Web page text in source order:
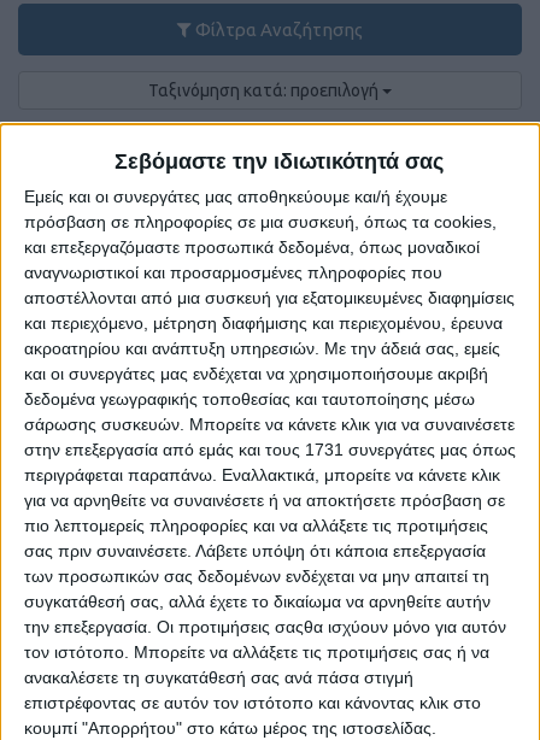
Σεβόμαστε την ιδιωτικότητά σας
Εμείς και οι συνεργάτες μας αποθηκεύουμε και/ή έχουμε
πρόσβαση σε πληροφορίες σε μια συσκευή, όπως τα cookies,
και επεξεργαζόμαστε προσωπικά δεδομένα, όπως μοναδικοί
αναγνωριστικοί και προσαρμοσμένες πληροφορίες που
αποστέλλονται από μια συσκευή για εξατομικευμένες διαφημίσεις
και περιεχόμενο, μέτρηση διαφήμισης και περιεχομένου, έρευνα
ακροατηρίου και ανάπτυξη υπηρεσιών. Με την άδειά σας, εμείς
και οι συνεργάτες μας ενδέχεται να χρησιμοποιήσουμε ακριβή
δεδομένα γεωγραφικής τοποθεσίας και ταυτοποίησης μέσω
σάρωσης συσκευών. Μπορείτε να κάνετε κλικ για να συναινέσετε
στην επεξεργασία από εμάς και τους 1731 συνεργάτες μας όπως
περιγράφεται παραπάνω. Εναλλακτικά, μπορείτε να κάνετε κλικ
για να αρνηθείτε να συναινέσετε ή να αποκτήσετε πρόσβαση σε
πιο λεπτομερείς πληροφορίες και να αλλάξετε τις προτιμήσεις
σας πριν συναινέσετε. Λάβετε υπόψη ότι κάποια επεξεργασία
των προσωπικών σας δεδομένων ενδέχεται να μην απαιτεί τη
συγκατάθεσή σας, αλλά έχετε το δικαίωμα να αρνηθείτε αυτήν
την επεξεργασία. Οι προτιμήσεις σαςθα ισχύουν μόνο για αυτόν
τον ιστότοπο. Μπορείτε να αλλάξετε τις προτιμήσεις σας ή να
ανακαλέσετε τη συγκατάθεσή σας ανά πάσα στιγμή
επιστρέφοντας σε αυτόν τον ιστότοπο και κάνοντας κλικ στο
κουμπί "Απορρήτου" στο κάτω μέρος της ιστοσελίδας.
Φίλτρα Αναζήτησης
Ταξινόμηση κατά: προεπιλογή
50 ανά σελίδα
Δε βρέθηκαν αγγελίες σύμφωνα με τα
κριτήρια αναζήτησής σας.
Δοκιμάστε να καθαρίσετε όλα τα υπάρχοντα φίλτρα
αναζήτησης.